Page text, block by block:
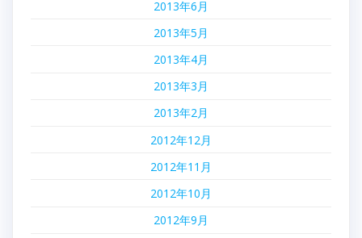
2013年6月
2013年5月
2013年4月
2013年3月
2013年2月
2012年12月
2012年11月
2012年10月
2012年9月